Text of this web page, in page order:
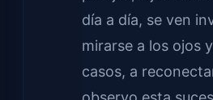
día a día, se ven
mirarse a los ojos
casos, a